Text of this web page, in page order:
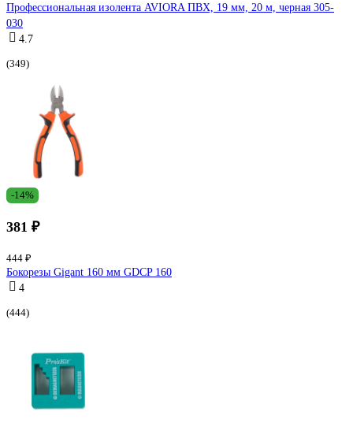
Профессиональная изолента AVIORA ПВХ, 19 мм, 20 м, черная 305-
030
4.7
(349)
-14%
381 ₽
444 ₽
Бокорезы Gigant 160 мм GDCP 160
4
(444)